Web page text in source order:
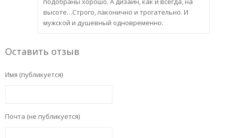
высоте…Строго, лаконично и трогательно. И
мужской и душевный одновременно.
Оставить отзыв
Имя (публикуется)
Почта (не публикуется)